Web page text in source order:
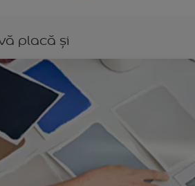
placă și